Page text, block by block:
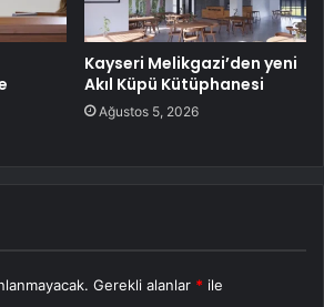
Kayseri Melikgazi’den yeni
Akıl Küpü Kütüphanesi
Ağustos 5, 2026
Gerekli alanlar * ile